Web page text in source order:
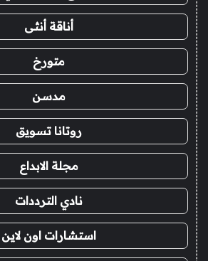
أناقة أنثى
متورخ
مدسن
روتانا تسويق
مجلة الابداع
نادي الترددات
استشارات اون لاين